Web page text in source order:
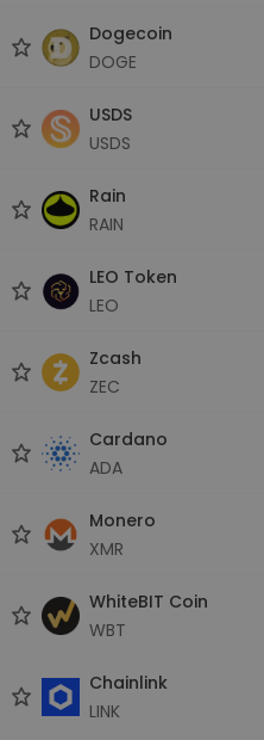
Dogecoin
DOGE
USDS
USDS
Rain
RAIN
LEO Token
LEO
Zcash
ZEC
Cardano
ADA
Monero
XMR
WhiteBIT Coin
WBT
Chainlink
LINK